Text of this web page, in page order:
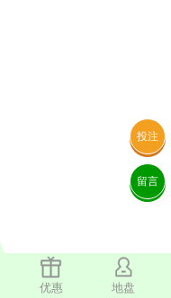
优惠 地盘
投注
留言